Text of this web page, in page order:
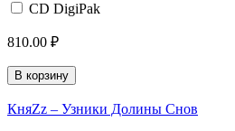
CD DigiPak
810.00 ₽
В корзину
КняZz ‎– Узники Долины Снов